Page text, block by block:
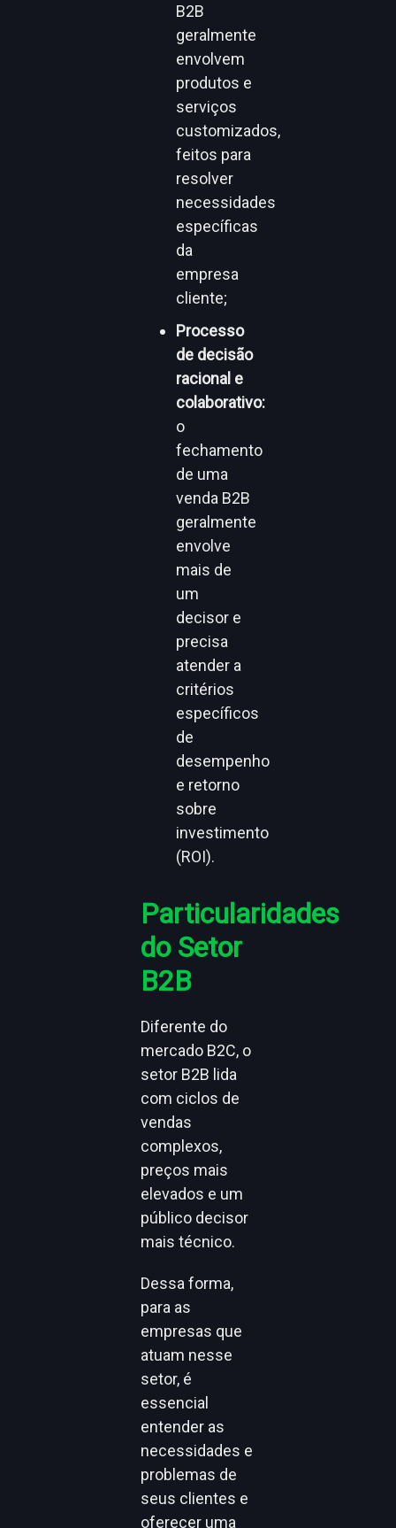
B2B
geralmente
envolvem
produtos e
serviços
customizados,
feitos para
resolver
necessidades
específicas
da
empresa
cliente;
Processo
de decisão
racional e
colaborativo:
o
fechamento
de uma
venda B2B
geralmente
envolve
mais de
um
decisor e
precisa
atender a
critérios
específicos
de
desempenho
e retorno
sobre
investimento
(ROI).
Particularidades
do Setor
B2B
Diferente do
mercado B2C, o
setor B2B lida
com ciclos de
vendas
complexos,
preços mais
elevados e um
público decisor
mais técnico.
Dessa forma,
para as
empresas que
atuam nesse
setor, é
essencial
entender as
necessidades e
problemas de
seus clientes e
oferecer uma